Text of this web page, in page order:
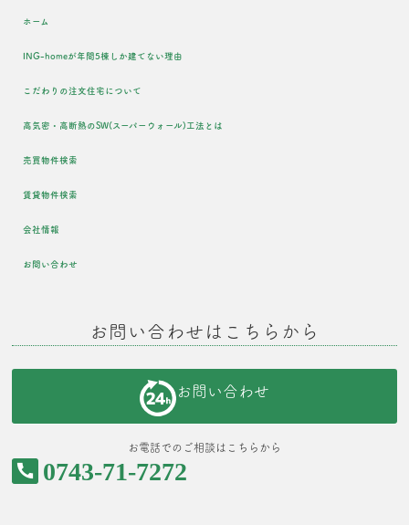
ホーム
ING-homeが年間5棟しか建てない理由
こだわりの注文住宅について
高気密・高断熱のSW(スーパーウォール)工法とは
売買物件検索
賃貸物件検索
会社情報
お問い合わせ
お問い合わせはこちらから
お問い合わせ
お電話でのご相談はこちらから
0743-71-7272